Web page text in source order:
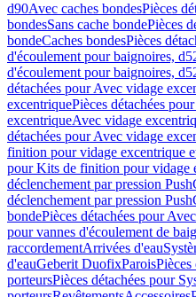
d90Avec caches bondesPièces
bondesSans cache bondePièces
bondeCaches bondesPièces
d'écoulement pour baignoires,
d'écoulement pour baignoires,
détachées pour Avec vidage
excentriquePièces détachées
excentriqueAvec vidage
détachées pour Avec vidage
finition pour vidage excentrique
pour Kits de finition pour vidage
déclenchement par pression
déclenchement par pression
bondePièces détachées pour
pour vannes d'écoulement de
raccordementArrivées d'eau
d'eauGeberit DuofixParoisPièces
porteursPièces détachées pour